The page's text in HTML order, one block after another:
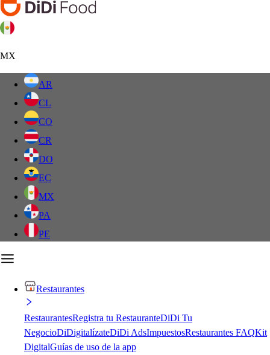
MX
AR
CL
CO
CR
DO
EC
MX
PA
PE
Restaurantes
RestaurantesRegistra tu RestauranteDiDi Tu
NegocioDiDigitalízateDiDi AdsImpuestosRestaurantes FAQKit
DigitalGuías de uso de la app